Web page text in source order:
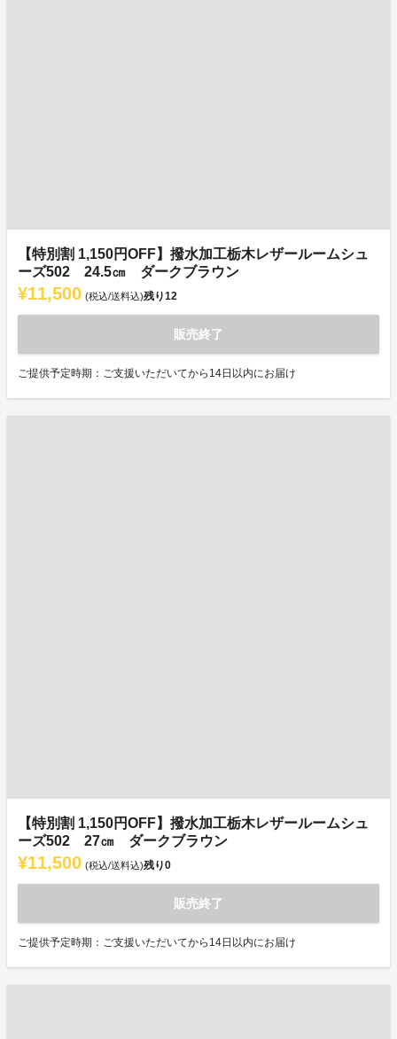
【特別割 1,150円OFF】撥水加工栃木レザールームシュ
ーズ502 24.5㎝ ダークブラウン
¥11,500 (税込/送料込)残り12
販売終了
ご提供予定時期：ご支援いただいてから14日以内にお届け
【特別割 1,150円OFF】撥水加工栃木レザールームシュ
ーズ502 27㎝ ダークブラウン
¥11,500 (税込/送料込)残り0
販売終了
ご提供予定時期：ご支援いただいてから14日以内にお届け